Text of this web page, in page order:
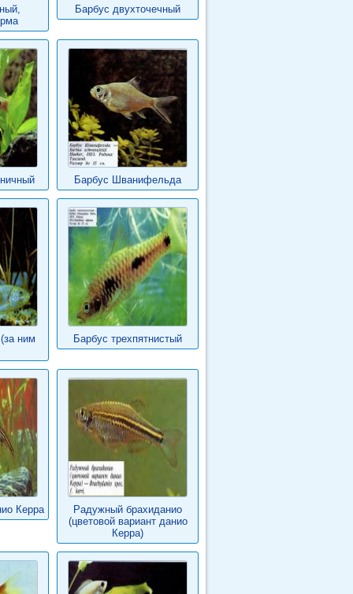
Барбус двухточечный
Барбус Шванифельда
ним Барбус трехпятнистый
Керра
Радужный брахиданио
(цветовой вариант данио
Керра)